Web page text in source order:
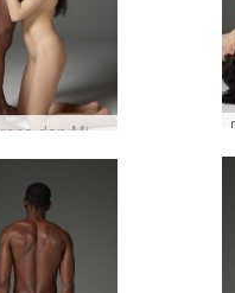
Grace dan Mike harmoni yang manis #27